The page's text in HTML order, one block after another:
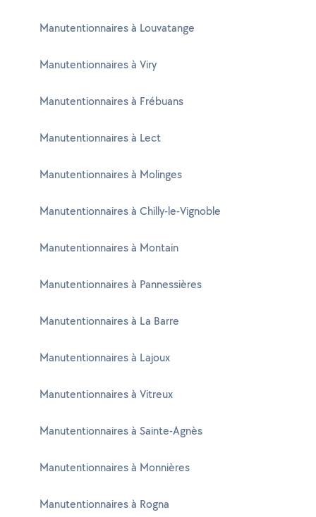
Manutentionnaires à Louvatange
Manutentionnaires à Viry
Manutentionnaires à Frébuans
Manutentionnaires à Lect
Manutentionnaires à Molinges
Manutentionnaires à Chilly-le-Vignoble
Manutentionnaires à Montain
Manutentionnaires à Pannessières
Manutentionnaires à La Barre
Manutentionnaires à Lajoux
Manutentionnaires à Vitreux
Manutentionnaires à Sainte-Agnès
Manutentionnaires à Monnières
Manutentionnaires à Rogna